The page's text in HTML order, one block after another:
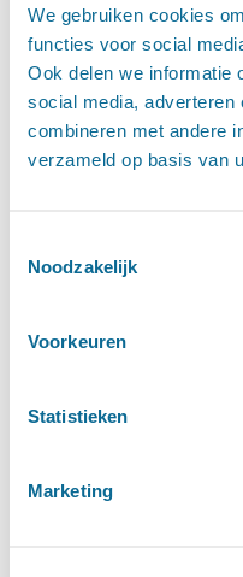
We gebruiken cookies
functies voor social
Ook delen we informatie
social media, adverteren
combineren met andere
verzameld op basis van
Noodzakelijk
Voorkeuren
Statistieken
Marketing